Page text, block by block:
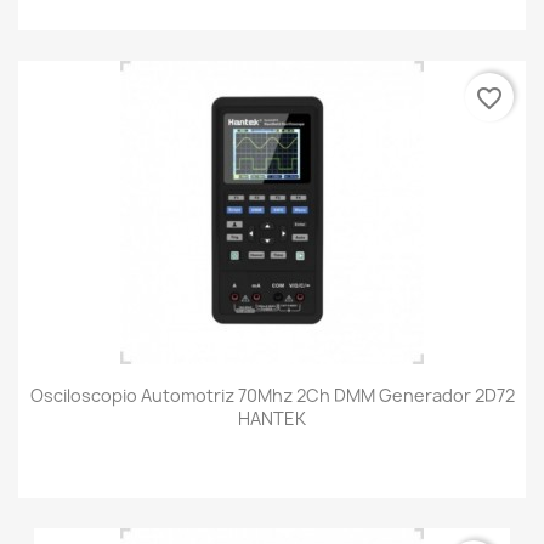
Osciloscopio Automotriz 70Mhz 2Ch DMM Generador 2D72
HANTEK
favorite_border